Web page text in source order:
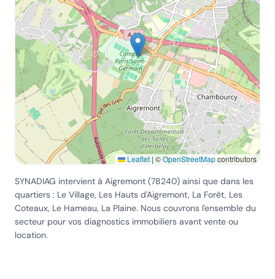
Leaflet | ©OpenStreetMapcontributors
SYNADIAG intervient à Aigremont (78240) ainsi que dans les
quartiers : Le Village, Les Hauts d'Aigremont, La Forêt, Les
Coteaux, Le Hameau, La Plaine. Nous couvrons l'ensemble du
secteur pour vos diagnostics immobiliers avant vente ou
location.